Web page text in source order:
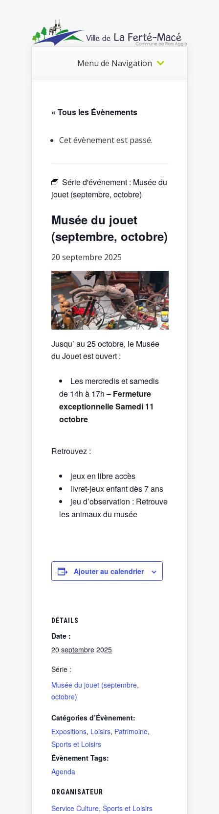
Menu de Navigation
« Tous les Évènements
Cet évènement est passé.
Série d'événement : Musée du
jouet (septembre, octobre)
Musée du jouet
(septembre, octobre)
20 septembre 2025
Jusqu’ au 25 octobre, le Musée
du Jouet est ouvert :
Les mercredis et samedis
de 14h à 17h – Fermeture
exceptionnelle Samedi 11
octobre
Retrouvez :
jeux en libre accès
livret-jeux enfant dès 7 ans
jeu d’observation : Retrouve
les animaux du musée
Ajouter au calendrier
DÉTAILS
Date :
20 septembre 2025
Série :
Musée du jouet (septembre,
octobre)
Catégories d’Évènement:
Expositions, Loisirs, Patrimoine,
Sports et Loisirs
Évènement Tags:
Agenda
ORGANISATEUR
Service Culture, Sports et Loisirs